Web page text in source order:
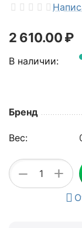
2 610.00₽
В наличии:
Бренд
Вес:
+
−